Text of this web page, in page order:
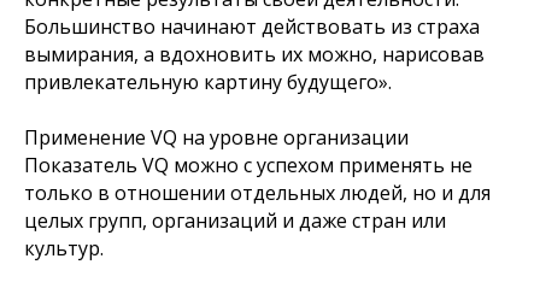
Большинство начинают действовать из страха
вымирания, а вдохновить их можно, нарисовав
привлекательную картину будущего».
Применение VQ на уровне организации
Показатель VQ можно с успехом применять не
только в отношении отдельных людей, но и для
целых групп, организаций и даже стран или
культур.